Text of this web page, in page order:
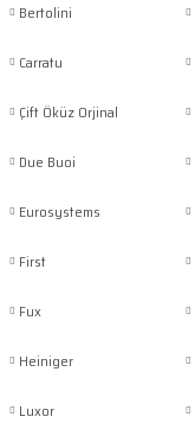
Bertolini
Carratu
Çift Öküz Orjinal
Due Buoi
Eurosystems
First
Fux
Heiniger
Luxor